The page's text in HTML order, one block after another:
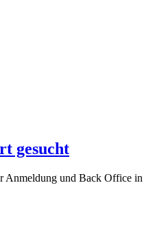
gesucht
und Back Office